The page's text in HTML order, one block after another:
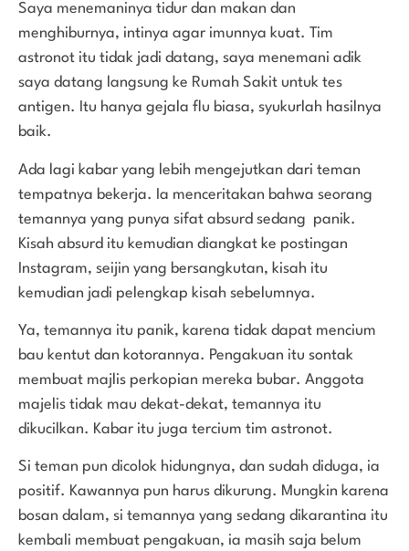
Saya menemaninya tidur dan makan dan
menghiburnya, intinya agar imunnya kuat. Tim
astronot itu tidak jadi datang, saya menemani adik
saya datang langsung ke Rumah Sakit untuk tes
antigen. Itu hanya gejala flu biasa, syukurlah hasilnya
baik.
Ada lagi kabar yang lebih mengejutkan dari teman
tempatnya bekerja. Ia menceritakan bahwa seorang
temannya yang punya sifat absurd sedang panik.
Kisah absurd itu kemudian diangkat ke postingan
Instagram, seijin yang bersangkutan, kisah itu
kemudian jadi pelengkap kisah sebelumnya.
Ya, temannya itu panik, karena tidak dapat mencium
bau kentut dan kotorannya. Pengakuan itu sontak
membuat majlis perkopian mereka bubar. Anggota
majelis tidak mau dekat-dekat, temannya itu
dikucilkan. Kabar itu juga tercium tim astronot.
Si teman pun dicolok hidungnya, dan sudah diduga, ia
positif. Kawannya pun harus dikurung. Mungkin karena
bosan dalam, si temannya yang sedang dikarantina itu
kembali membuat pengakuan, ia masih saja belum